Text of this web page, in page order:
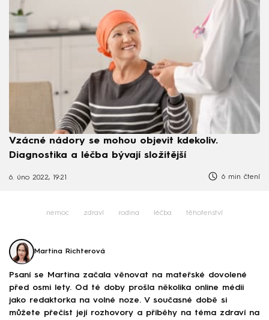
Vzácné nádory se mohou objevit kdekoliv.
Diagnostika a léčba bývají složitější
6. úno 2022, 19:21 6 min čtení
nemoc zdraví rodina léčba těhotenství
Martina Richterová
Psaní se Martina začala věnovat na mateřské dovolené
před osmi lety. Od té doby prošla několika online médii
jako redaktorka na volné noze. V současné době si
můžete přečíst její rozhovory a příběhy na téma zdraví na